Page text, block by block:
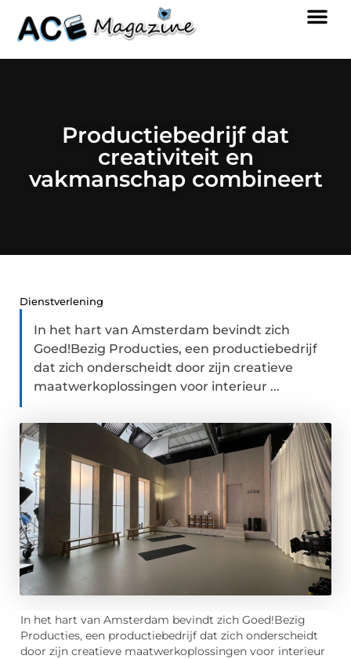
Productiebedrijf dat
creativiteit en
vakmanschap combineert
Dienstverlening
In het hart van Amsterdam bevindt zich
Goed!Bezig Producties, een productiebedrijf
dat zich onderscheidt door zijn creatieve
maatwerkoplossingen voor interieur ...
In het hart van Amsterdam bevindt zich Goed!Bezig
Producties, een productiebedrijf dat zich onderscheidt
door zijn creatieve maatwerkoplossingen voor interieur